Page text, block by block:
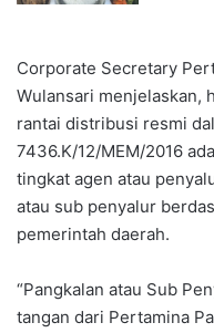
Corporate Secretary
Wulansari menjelaskan,
rantai distribusi resmi
7436.K/12/MEM/2016
tingkat agen atau
atau sub penyalur
pemerintah daerah.
“Pangkalan atau Sub
tangan dari Pertamina